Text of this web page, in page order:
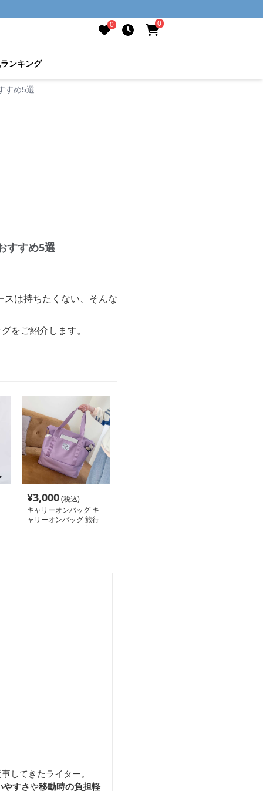
0 0
ンキング
すめ5選
すすめ5選
は持ちたくない、そんな
をご紹介します。
¥3,000(税込)
キャリーオンバッグ キ
ャリーオンバッグ 旅行